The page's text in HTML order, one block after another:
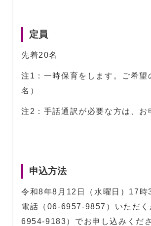
定員
先着20名
注1：一時保育をします。ご希
名）
注2：手話通訳が必要な方は、お
申込方法
令和8年8月12日（水曜日）17時
電話（ 06-6957-9857 ）いただ
6954-9183）でお申し込みくだ